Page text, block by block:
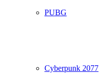
PUBG
Cyberpunk 2077